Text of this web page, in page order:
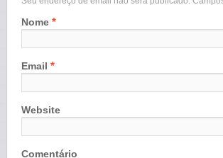
Nome *
Email *
Website
Comentário